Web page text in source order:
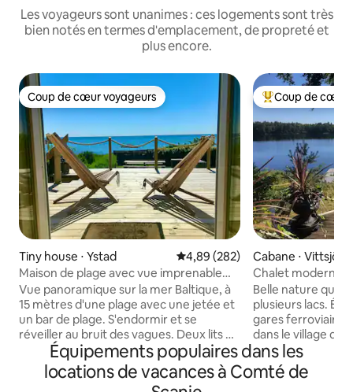
Les voyageurs sont unanimes : ces logements sont très
bien notés en termes d'emplacement, de propreté et
plus encore.
Coup de cœur voyageurs
Coup de cœur voyageurs
Tiny house ⋅ Ystad Évaluation moyenne sur la
4,89 (282)
Maison de plage avec vue imprenable
sur la mer
Vue panoramique sur la mer Baltique, à
15 mètres d'une plage avec une jetée et
un bar de plage. S'endormir et se
réveiller au bruit des vagues. Deux lits où
vous vous trouvez au premier rang et
qui donnent sur la mer. Kitchenette avec
deux plaques chauffantes, micro-ondes,
Coups de cœur
Coup de cœur
Cabane ⋅ Vittsjö
Chalet moderne
Belle nature
plusieurs lacs.
gares ferroviaire
dans le village de
accès à un
kayaks et à la
Terrain de golf,
Équipements populaires dans les
locations de vacances à Comté de